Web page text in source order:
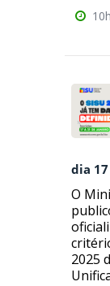
dia
O
2025